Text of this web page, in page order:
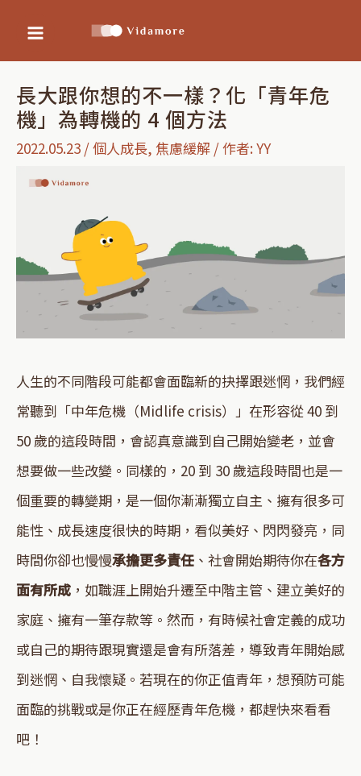
Menu
長大跟你想的不一樣？化「青年危
機」為轉機的 4 個方法
2022.05.23 /個人成長, 焦慮緩解 / 作者:YY
人生的不同階段可能都會面臨新的抉擇跟迷惘，我們經
常聽到「中年危機（Midlife crisis）」在形容從 40 到
50 歲的這段時間，會認真意識到自己開始變老，並會
想要做一些改變。同樣的，20 到 30 歲這段時間也是一
個重要的轉變期，是一個你漸漸獨立自主、擁有很多可
能性、成長速度很快的時期，看似美好、閃閃發亮，同
時間你卻也慢慢承擔更多責任 、社會開始期待你在各方
面有所成 ，如職涯上開始升遷至中階主管、建立美好的
家庭、擁有一筆存款等。然而，有時候社會定義的成功
或自己的期待跟現實還是會有所落差，導致青年開始感
到迷惘、自我懷疑。若現在的你正值青年，想預防可能
面臨的挑戰或是你正在經歷青年危機，都趕快來看看
吧！
navigation